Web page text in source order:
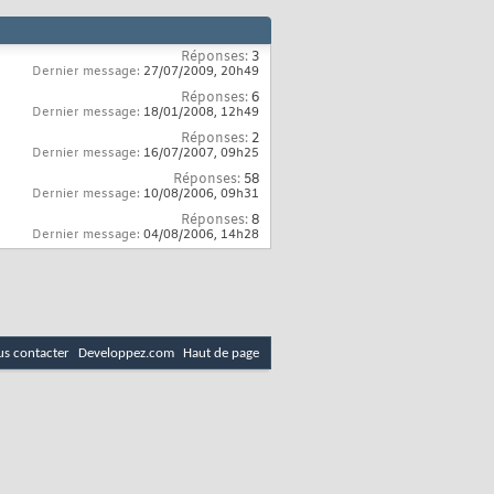
Réponses: 3
Dernier message: 27/07/2009, 20h49
Réponses:6
Dernier message: 18/01/2008, 12h49
Réponses: 2
Dernier message: 16/07/2007, 09h25
Réponses: 58
Dernier message: 10/08/2006, 09h31
Réponses:8
Dernier message: 04/08/2006, 14h28
contacter Developpez.com Haut de page